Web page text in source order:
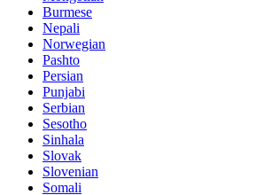
Burmese
Nepali
Norwegian
Pashto
Persian
Punjabi
Serbian
Sesotho
Sinhala
Slovak
Slovenian
Somali